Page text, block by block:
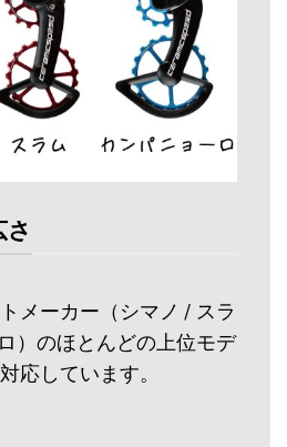
メーカー（シマノ / スラ
）のほとんどの上位モデ
応しています。